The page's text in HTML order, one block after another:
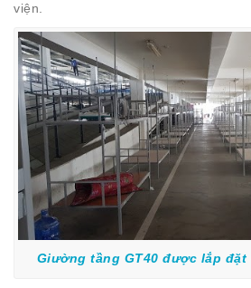
viện.
Giường tầng GT40 được lắp